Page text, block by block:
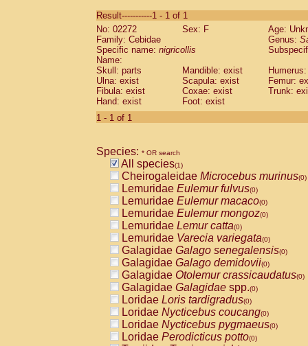
CebidaeSaguinus labiatus(0)
Cebidae Saguinus leucopus (0)
Cebidae
CebidaeSaguinus mystax
Cebidae Saguinus nigricollis (1)
Cebidae Saguinus oedipus
Cebidae Saguinus weddelli
Cebidae Saguinusspp.
Cebidae
CebidaeCebus capucinus
CebidaeCebus nigrivittatus
CebidaeCebus spp.(0)
CebidaeSaimiri boliviensis(0)
CebidaeSaimiri sciureus(0)
AtelidaeAlouatta caraya(0)
AtelidaeAlouatta fusca(0)
AtelidaeAlouatta seniculus(0)
AtelidaeAlouattaspp.(0)
AtelidaeAteles belzebuth(0)
AtelidaeAteles geoffroyi(0)
AtelidaeAteles paniscus(0)
AtelidaeAtelesspp.(0)
AtelidaeLagothrix lagothricha(0)
AtelidaeLagothrix lagothricha cana
PitheciidaeCacajao calvus
Result-----------1 - 1 of 1
No: 02272
Sex: F
Age:
Family: Cebidae
Genus:
Specific name: nigricollis
Name:
Skull: parts
Mandible: exist
Ulna: exist
Scapula: exist
Femur:
Fibula: exist
Coxae: exist
Trunk:
Hand: exist
Foot: exist
1 - 1 of 1
Species: * OR search
All species(1)
Cheirogaleidae Microcebus murinus(0)
Lemuridae Eulemur fulvus(0)
Lemuridae Eulemur macaco(0)
Lemuridae Eulemur mongoz(0)
Lemuridae Lemur catta(0)
Lemuridae Varecia variegata(0)
Galagidae Galago senegalensis(0)
Galagidae Galago demidovii(0)
Galagidae Otolemur crassicaudatus(0)
Galagidae Galagidae spp.(0)
Loridae Loris tardigradus(0)
Loridae Nycticebus coucang(0)
Loridae Nycticebus pygmaeus(0)
Loridae Perodicticus potto(0)